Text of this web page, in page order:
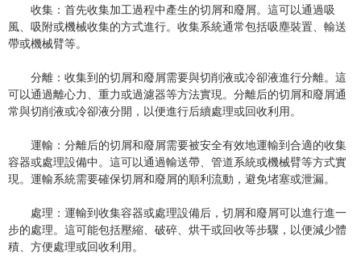
收集：首先收集加工過程中產生的切屑和廢屑。這可以通過吸
風、吸附或機械收集的方式進行。收集系統通常包括吸塵裝置、輸送
帶或機械臂等。
分離：收集到的切屑和廢屑需要與切削液或冷卻液進行分離。這
可以通過離心力、重力或過濾器等方法實現。分離后的切屑和廢屑通
常與切削液或冷卻液分開，以便進行后續處理或回收利用。
運輸：分離后的切屑和廢屑需要被安全有效地運輸到合適的收集
容器或處理設備中。這可以通過輸送帶、管道系統或機械臂等方式實
現。運輸系統需要確保切屑和廢屑的順利流動，避免堵塞或泄漏。
處理：運輸到收集容器或處理設備后，切屑和廢屑可以進行進一
步的處理。這可能包括壓縮、破碎、烘干或回收等步驟，以便減少體
積、方便處理或回收利用。